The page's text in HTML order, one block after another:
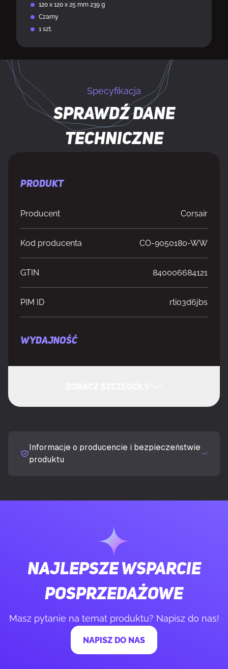
120 x 120 x 25 mm 239 g
Czarny
1 szt.
Specyfikacja
Sprawdź dane
techniczne
PRODUKT
Producent Corsair
Kod producenta CO-9050180-WW
GTIN 840006684121
PIM ID rti03d6jbs
WYDAJNOŚĆ
Prędkość obrotowa (min)
Poziom hałasu (wysoka prędkość)
Minimalny przepływ powietrza 13,3 ft³/min
Minimalne ciśnienie powietrza
Informacje o producencie i bezpieczeństwie
produktu
Najlepsze wsparcie
posprzedażowe
Masz pytanie na temat produktu? Napisz do nas!
NAPISZ DO NAS